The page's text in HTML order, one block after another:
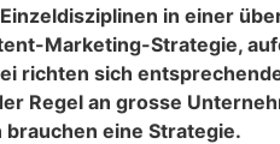
in einer
Marketing-Strategie,
richten sich
Regel an grosse
brauchen eine Strategie.